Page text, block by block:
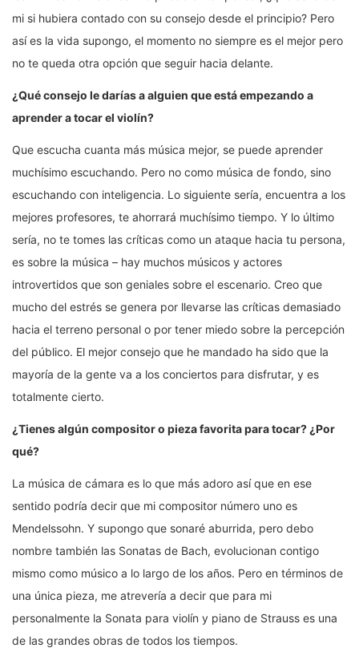
mi si hubiera contado con su consejo desde el principio? Pero
así es la vida supongo, el momento no siempre es el mejor pero
no te queda otra opción que seguir hacia delante.
¿Qué consejo le darías a alguien que está empezando a
aprender a tocar el violín?
Que escucha cuanta más música mejor, se puede aprender
muchísimo escuchando. Pero no como música de fondo, sino
escuchando con inteligencia. Lo siguiente sería, encuentra a los
mejores profesores, te ahorrará muchísimo tiempo. Y lo último
sería, no te tomes las críticas como un ataque hacia tu persona,
es sobre la música – hay muchos músicos y actores
introvertidos que son geniales sobre el escenario. Creo que
mucho del estrés se genera por llevarse las críticas demasiado
hacia el terreno personal o por tener miedo sobre la percepción
del público. El mejor consejo que he mandado ha sido que la
mayoría de la gente va a los conciertos para disfrutar, y es
totalmente cierto.
¿Tienes algún compositor o pieza favorita para tocar? ¿Por
qué?
La música de cámara es lo que más adoro así que en ese
sentido podría decir que mi compositor número uno es
Mendelssohn. Y supongo que sonaré aburrida, pero debo
nombre también las Sonatas de Bach, evolucionan contigo
mismo como músico a lo largo de los años. Pero en términos de
una única pieza, me atrevería a decir que para mi
personalmente la Sonata para violín y piano de Strauss es una
de las grandes obras de todos los tiempos.